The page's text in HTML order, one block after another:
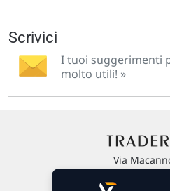
Scrivici
I tuoi suggerimenti
molto utili! »
Via